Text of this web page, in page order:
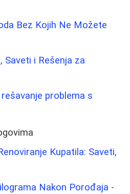
Bez Kojih Ne Možete
Saveti i Rešenja za
problema s
Kupatila: Saveti,
Nakon Porođaja -